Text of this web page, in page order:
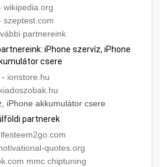
wikipedia.org
szeptest.com
partnereink
iPhone szervíz, iPhone
csere
- ionstore.hu
kiadoszobak.hu
iPhone akkumulátor csere
partnerek
quotes.org
mmc chiptuning